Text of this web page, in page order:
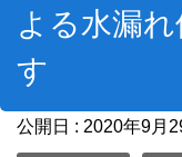
よる水漏
す
公開日 : 2020年9月